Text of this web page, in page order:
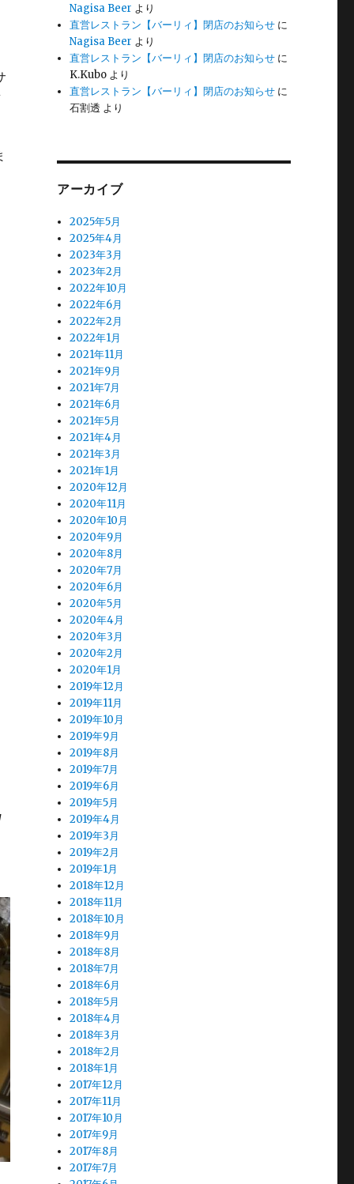
Nagisa Beer より
直営レストラン【バーリィ】閉店のお知らせ に
Nagisa Beer より
直営レストラン【バーリィ】閉店のお知らせ に
K.Kubo より
直営レストラン【バーリィ】閉店のお知らせ に
石割透 より
アーカイブ
2025年5月
2025年4月
2023年3月
2023年2月
2022年10月
2022年6月
2022年2月
2022年1月
2021年11月
2021年9月
2021年7月
2021年6月
2021年5月
2021年4月
2021年3月
2021年1月
2020年12月
2020年11月
2020年10月
2020年9月
2020年8月
2020年7月
2020年6月
2020年5月
2020年4月
2020年3月
2020年2月
2020年1月
2019年12月
2019年11月
2019年10月
2019年9月
2019年8月
2019年7月
2019年6月
2019年5月
2019年4月
2019年3月
2019年2月
2019年1月
2018年12月
2018年11月
2018年10月
2018年9月
2018年8月
2018年7月
2018年6月
2018年5月
2018年4月
2018年3月
2018年2月
2018年1月
2017年12月
2017年11月
2017年10月
2017年9月
2017年8月
2017年7月